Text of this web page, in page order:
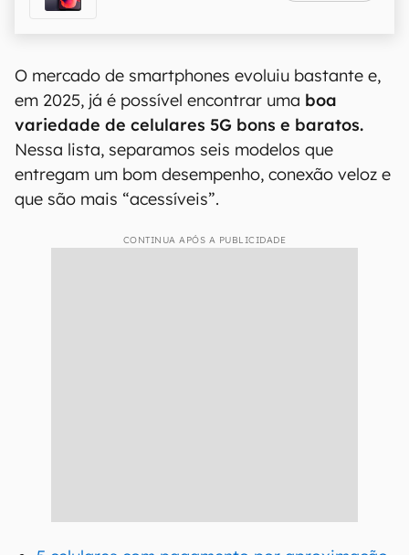
O mercado de smartphones evoluiu bastante e,
em 2025, já é possível encontrar uma boa
variedade de celulares 5G bons e baratos.
Nessa lista, separamos seis modelos que
entregam um bom desempenho, conexão veloz e
que são mais “acessíveis”.
CONTINUA APÓS A PUBLICIDADE